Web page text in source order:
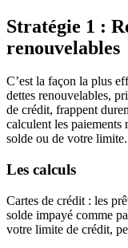
Stratégie 1 :
renouvelables
C’est la façon la plus
dettes renouvelables,
de crédit, frappent
calculent les
solde ou de votre limite.
Les calculs
Cartes de crédit : les
solde impayé comme
votre limite de crédit,